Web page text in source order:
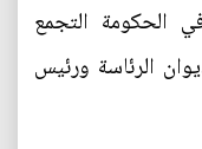
الحكومة التجمع
الرئاسة ورئيس